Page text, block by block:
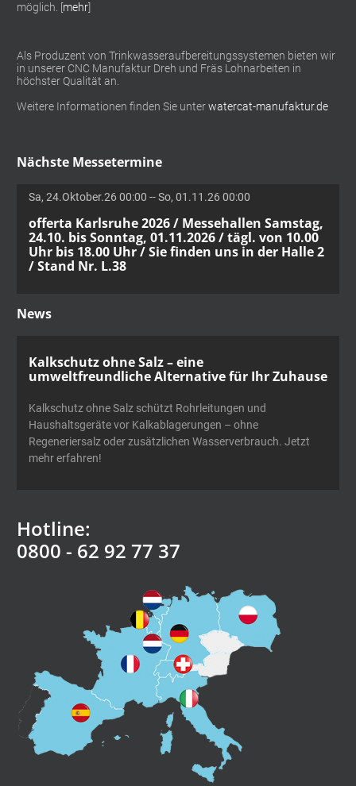
möglich. [mehr]
Als Produzent von Trinkwasseraufbereitungssystemen bieten wir
in unserer CNC Manufaktur Dreh und Fräs Lohnarbeiten in
höchster Qualität an.
Weitere Informationen finden Sie unterwatercat-manufaktur.de
Nächste Messetermine
Sa, 24.Oktober.26 00:00 -- So, 01.11.26 00:00
offerta Karlsruhe 2026 / Messehallen Samstag,
24.10. bis Sonntag, 01.11.2026 / tägl. von 10.00
Uhr bis 18.00 Uhr / Sie finden uns in der Halle 2
/ Stand Nr. L.38
News
Kalkschutz ohne Salz – eine
umweltfreundliche Alternative für Ihr Zuhause
Kalkschutz ohne Salz schützt Rohrleitungen und
Haushaltsgeräte vor Kalkablagerungen – ohne
Regeneriersalz oder zusätzlichen Wasserverbrauch. Jetzt
mehr erfahren!
Hotline:
0800 - 62 92 77 37